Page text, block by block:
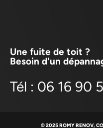
Une fuite de toit ?
Besoin d'un
Tél : 06 16 90
© 2025 ROMY RENOV,